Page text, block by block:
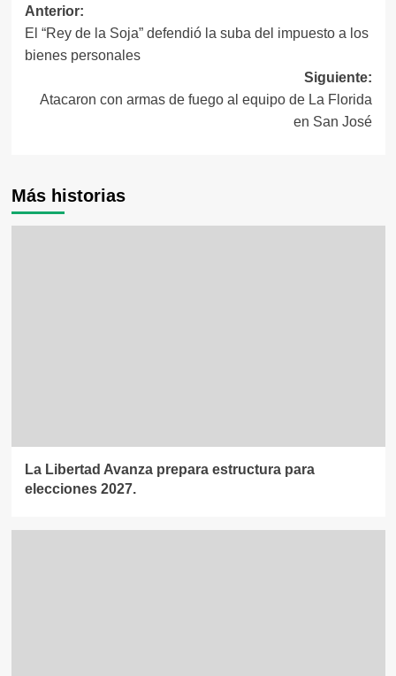
Navegación
de
entradas
Anterior:
El “Rey de la Soja” defendió la suba del impuesto a los
bienes personales
Siguiente:
Atacaron con armas de fuego al equipo de La Florida
en San José
Más historias
La Libertad Avanza prepara estructura para
elecciones 2027.